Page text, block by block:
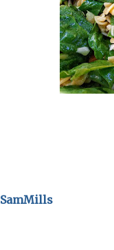
SamMills